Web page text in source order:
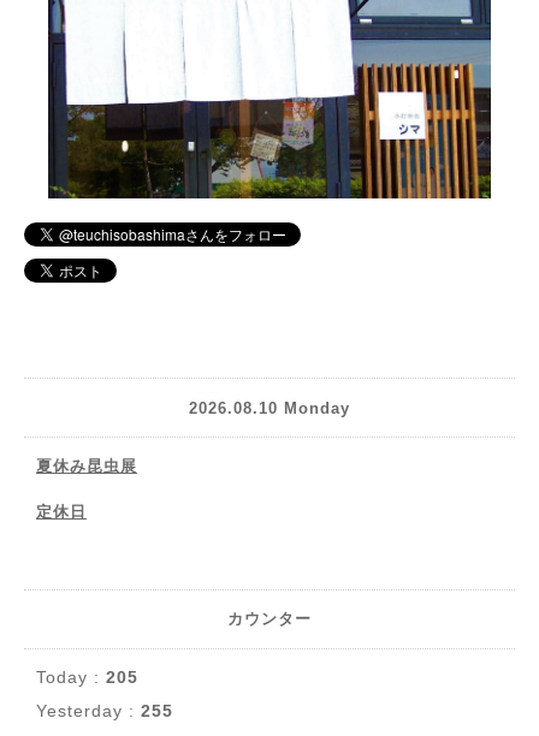
2026.08.10 Monday
夏休み昆虫展
定休日
カウンター
Today : 205
Yesterday : 255